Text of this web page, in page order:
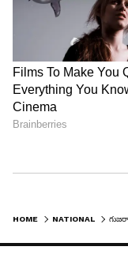
HOME NATIONAL